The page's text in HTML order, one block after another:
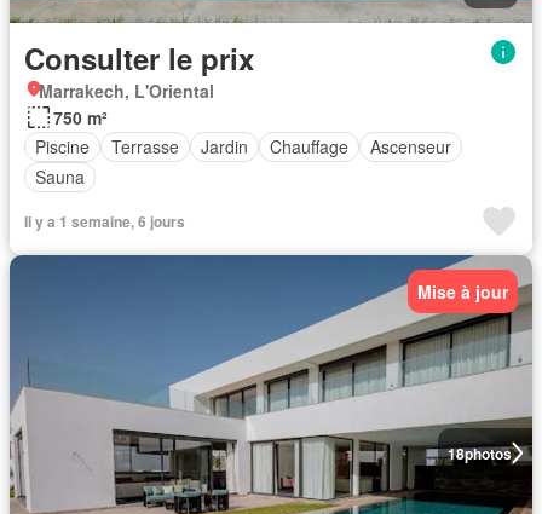
Consulter le prix
Marrakech, L'Oriental
750 m²
Piscine
Terrasse Jardin Chauffage
Ascenseur
Sauna
Il y a 1 semaine, 6 jours
18photos
Mise à jour